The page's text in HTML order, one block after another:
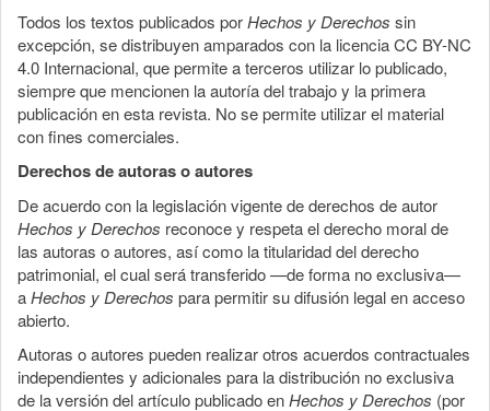
Todos los textos publicados porHechos y Derechos sin
excepción, se distribuyen amparados con la licencia CC BY-NC
4.0 Internacional, que permite a terceros utilizar lo publicado,
siempre que mencionen la autoría del trabajo y la primera
publicación en esta revista. No se permite utilizar el material
con fines comerciales.
Derechos de autoras o autores
De acuerdo con la legislación vigente de derechos de autor
Hechos y Derechos reconoce y respeta el derecho moral de
las autoras o autores, así como la titularidad del derecho
patrimonial, el cual será transferido —de forma no exclusiva—
aHechos y Derechos para permitir su difusión legal en acceso
abierto.
Autoras o autores pueden realizar otros acuerdos contractuales
independientes y adicionales para la distribución no exclusiva
de la versión del artículo publicado enHechos y Derechos (por